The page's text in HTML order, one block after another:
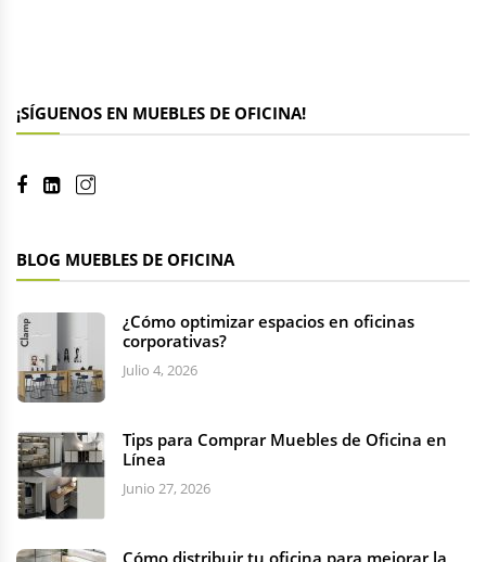
¡SÍGUENOS EN MUEBLES DE OFICINA!
BLOG MUEBLES DE OFICINA
¿Cómo optimizar espacios en oficinas
corporativas?
Julio 4, 2026
Tips para Comprar Muebles de Oficina en
Línea
Junio 27, 2026
Cómo distribuir tu oficina para mejorar la